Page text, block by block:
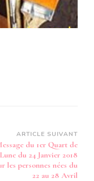
ARTICLE SUIVANT
du 1er Quart de
Lune du 24 Janvier 2018
les personnes nées du
22 au 28 Avril